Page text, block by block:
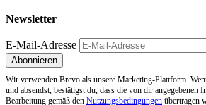
Newsletter
E-Mail-Adresse
Wir verwenden Brevo als unsere Marketing-Plattform.
und absendst, bestätigst du, dass die von dir angegebenen
Bearbeitung gemäß den Nutzungsbedingungen übertragen